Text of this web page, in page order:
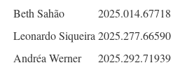
Beth Sahão
2025.014.67718
Leonardo Siqueira 2025.277.66590
Andréa Werner
2025.292.71939